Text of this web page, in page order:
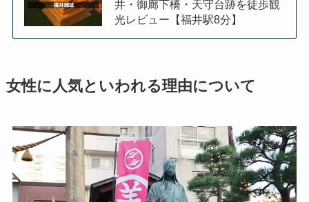
井・御廊下橋・天守台跡を徒歩観
光レビュー【福井駅8分】
女性に人気といわれる理由について